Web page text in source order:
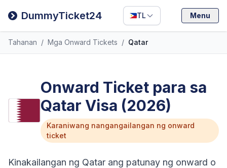
DummyTicket24 TL
Filipino
Deutsch
Español
Menu
Tahanan / Mga Onward Tickets / Qatar
Onward Ticket para sa
Qatar Visa (2026)
Karaniwang nangangailangan ng onward
ticket
Kinakailangan ng Qatar ang patunay ng onward o